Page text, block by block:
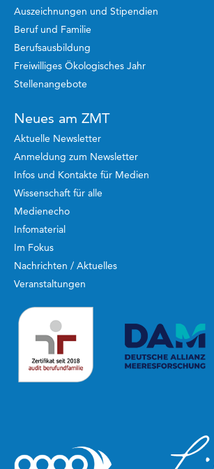
Auszeichnungen und Stipendien
Beruf und Familie
Berufsausbildung
Freiwilliges Ökologisches Jahr
Stellenangebote
Neues am ZMT
Aktuelle Newsletter
Anmeldung zum Newsletter
Infos und Kontakte für Medien
Wissenschaft für alle
Medienecho
Infomaterial
Im Fokus
Nachrichten / Aktuelles
Veranstaltungen